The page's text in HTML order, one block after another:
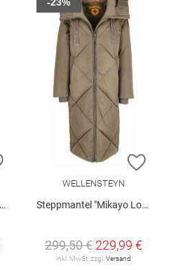
ZUR WUNSCHLISTE HINZUFÜGEN
ZUR
WELLENSTEYN
Steppmantel "Mikayo Long"
299,50 € 229,99 €
inkl. MwSt. zzgl. Versand